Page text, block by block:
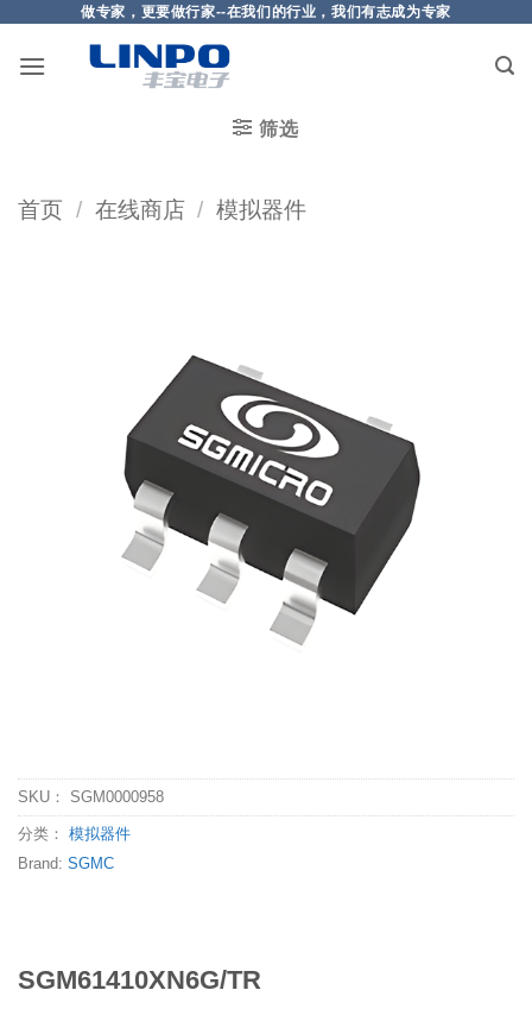
做专家，更要做行家--在我们的行业，我们有志成为专家
筛选
首页 / 在线商店 / 模拟器件
SKU： SGM0000958
分类： 模拟器件
Brand: SGMC
SGM61410XN6G/TR